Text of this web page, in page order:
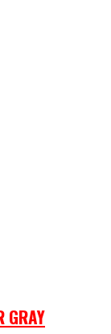
GRAY